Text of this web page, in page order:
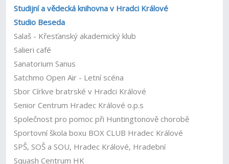
Studijní a vědecká knihovna v Hradci Králové
Studio Beseda
Salaš - Křesťanský akademický klub
Salieri café
Sanatorium Sanus
Satchmo Open Air - Letní scéna
Sbor Církve bratrské v Hradci Králové
Senior Centrum Hradec Králové o.p.s
Společnost pro pomoc při Huntingtonově chorobě
Sportovní škola boxu BOX CLUB Hradec Králové
SPŠ, SOŠ a SOU, Hradec Králové, Hradební
Squash Centrum HK